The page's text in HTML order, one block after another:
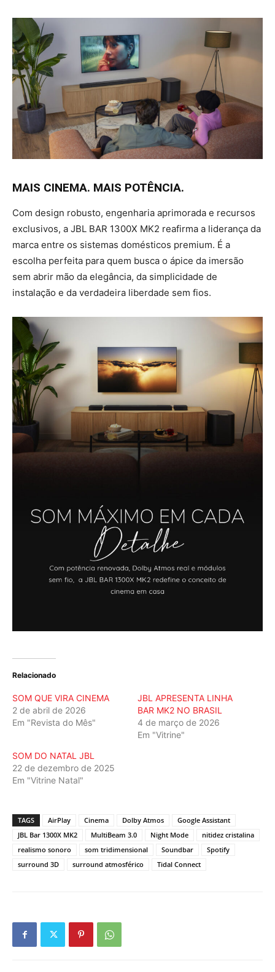
MAIS CINEMA. MAIS POTÊNCIA.
Com design robusto, engenharia aprimorada e recursos
exclusivos, a JBL BAR 1300X MK2 reafirma a liderança da
marca entre os sistemas domésticos premium. É a
escolha perfeita para quem busca o ápice da imersão
sem abrir mão da elegância, da simplicidade de
instalação e da verdadeira liberdade sem fios.
Relacionado
SOM QUE VIRA CINEMA
2 de abril de 2026
Em "Revista do Mês"
JBL APRESENTA LINHA
BAR MK2 NO BRASIL
4 de março de 2026
Em "Vitrine"
SOM DO NATAL JBL
22 de dezembro de 2025
Em "Vitrine Natal"
TAGS AirPlay Cinema Dolby Atmos
Google Assistant
JBL Bar 1300X MK2
MultiBeam 3.0 Night Mode
nitidez cristalina
realismo sonoro
som tridimensional Soundbar
Spotify
surround 3D
surround atmosférico Tidal Connect